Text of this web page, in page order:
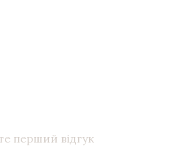
перший відгук